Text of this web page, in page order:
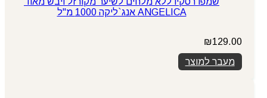
ANGELICA אנג`ליקה 1000 מ"ל
₪129.00
מעבר למוצר